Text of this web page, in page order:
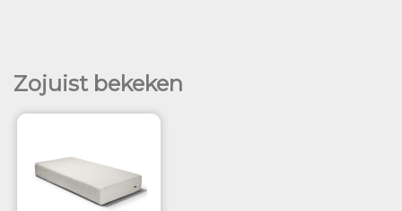
Zojuist bekeken